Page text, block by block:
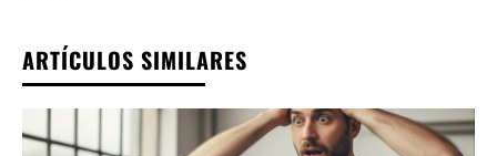
ARTÍCULOS SIMILARES